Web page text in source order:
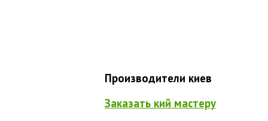
Производители киев
Заказать кий мастеру